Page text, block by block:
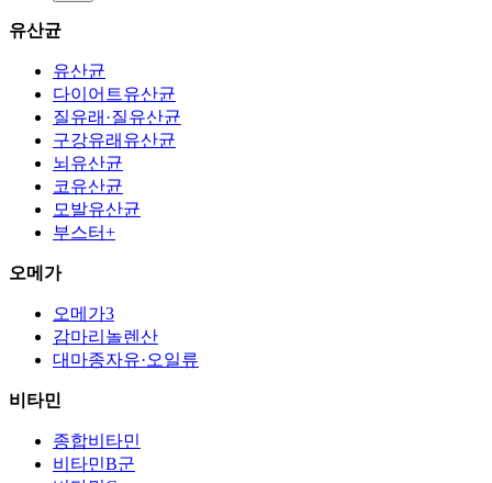
유산균
유산균
다이어트유산균
질유래·질유산균
구강유래유산균
뇌유산균
코유산균
모발유산균
부스터+
오메가
오메가3
감마리놀렌산
대마종자유·오일류
비타민
종합비타민
비타민B군